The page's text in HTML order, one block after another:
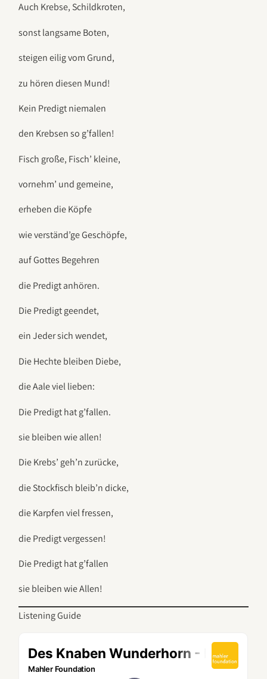
Auch Krebse, Schildkroten,
sonst langsame Boten,
steigen eilig vom Grund,
zu hören diesen Mund!
Kein Predigt niemalen
den Krebsen so g’fallen!
Fisch große, Fisch’ kleine,
vornehm’ und gemeine,
erheben die Köpfe
wie verständ’ge Geschöpfe,
auf Gottes Begehren
die Predigt anhören.
Die Predigt geendet,
ein Jeder sich wendet,
Die Hechte bleiben Diebe,
die Aale viel lieben:
Die Predigt hat g’fallen.
sie bleiben wie allen!
Die Krebs’ geh’n zurücke,
die Stockfisch bleib’n dicke,
die Karpfen viel fressen,
die Predigt vergessen!
Die Predigt hat g’fallen
sie bleiben wie Allen!
Listening Guide